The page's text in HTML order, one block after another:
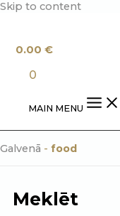
Skip to content
0.00 €
0
MAIN MENU
Galvenā - food
Meklēt